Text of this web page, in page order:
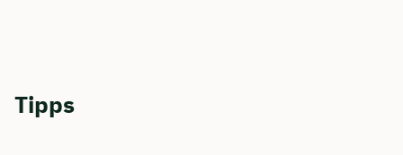
Tipps